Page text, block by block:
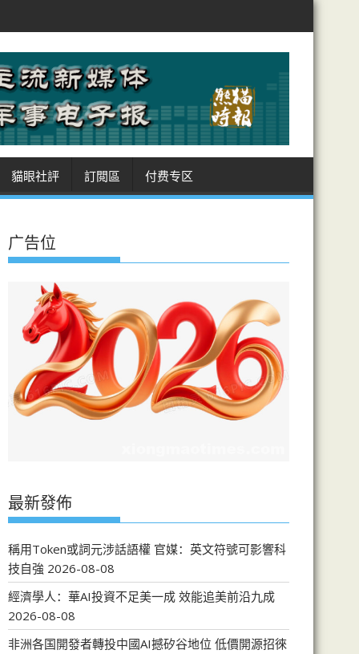
貓眼社評 訂閲區 付费专区
广告位
最新發佈
稱用Token或詞元涉話語權 官媒：英文符號可影響科
技自強 2026-08-08
經濟學人：華AI投資不足美一成 效能追美前沿九成
2026-08-08
非洲各国開發者轉投中國AI撼矽谷地位 低價開源招徠